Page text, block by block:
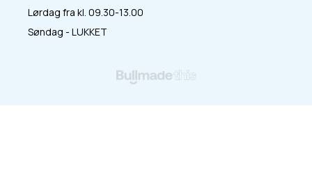
Lørdag fra kl. 09.30-13.00
Søndag - LUKKET